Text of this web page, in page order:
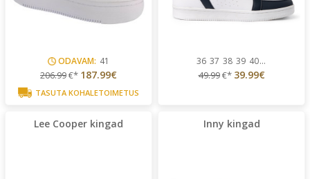
ODAVAM: 41
206.99€* 187.99€
TASUTA KOHALETOIMETUS
36 37 38 39 40...
49.99€* 39.99€
Lee Cooper kingad Inny kingad